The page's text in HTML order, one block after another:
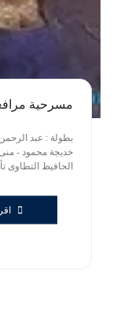
مسرحية
بطولة : عبد
خديجة محمود -
الحافيظ التطاوى